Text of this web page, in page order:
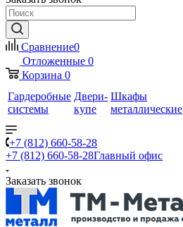
Сравнение0
Отложенные 0
Корзина 0
Гардеробные
системы
Двери-
купе
Шкафы
металлические
+7 (812) 660-58-28
+7 (812) 660-58-28Главный офис
Заказать звонок